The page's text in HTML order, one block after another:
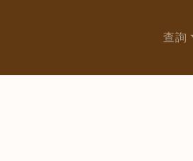
查詢